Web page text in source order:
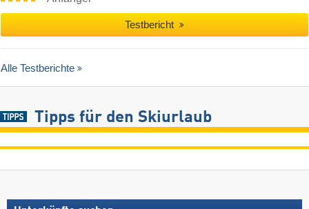
Testbericht
Alle Testberichte
Tipps für den Skiurlaub